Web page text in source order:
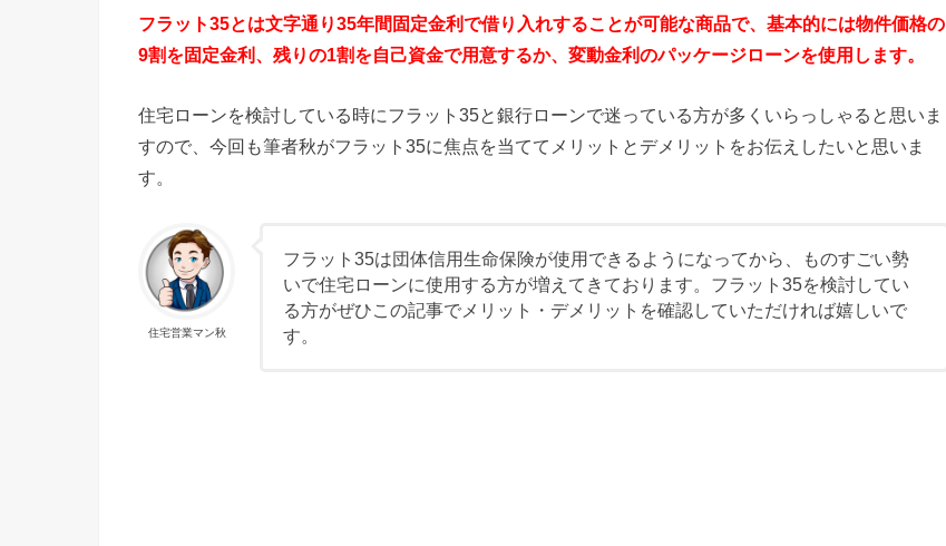
フラット35とは文字通り35年間固定金利で借り入れすることが可能な商品で、基本的には物件価格の
9割を固定金利、残りの1割を自己資金で用意するか、変動金利のパッケージローンを使用します。
住宅ローンを検討している時にフラット35と銀行ローンで迷っている方が多くいらっしゃると思いま
すので、今回も筆者秋がフラット35に焦点を当ててメリットとデメリットをお伝えしたいと思いま
す。
住宅営業マン秋
フラット35は団体信用生命保険が使用できるようになってから、ものすごい勢
いで住宅ローンに使用する方が増えてきております。フラット35を検討してい
る方がぜひこの記事でメリット・デメリットを確認していただければ嬉しいで
す。